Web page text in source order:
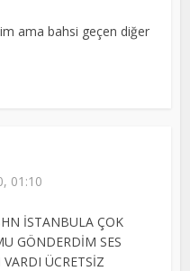
ama bahsi geçen diğer
01:10
İSTANBULA ÇOK
GÖNDERDİM SES
ÜCRETSİZ